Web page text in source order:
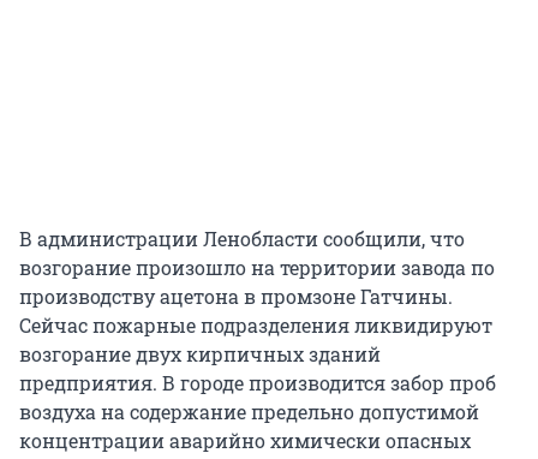
В администрации Ленобласти сообщили, что
возгорание произошло на территории завода по
производству ацетона в промзоне Гатчины.
Сейчас пожарные подразделения ликвидируют
возгорание двух кирпичных зданий
предприятия. В городе производится забор проб
воздуха на содержание предельно допустимой
концентрации аварийно химически опасных